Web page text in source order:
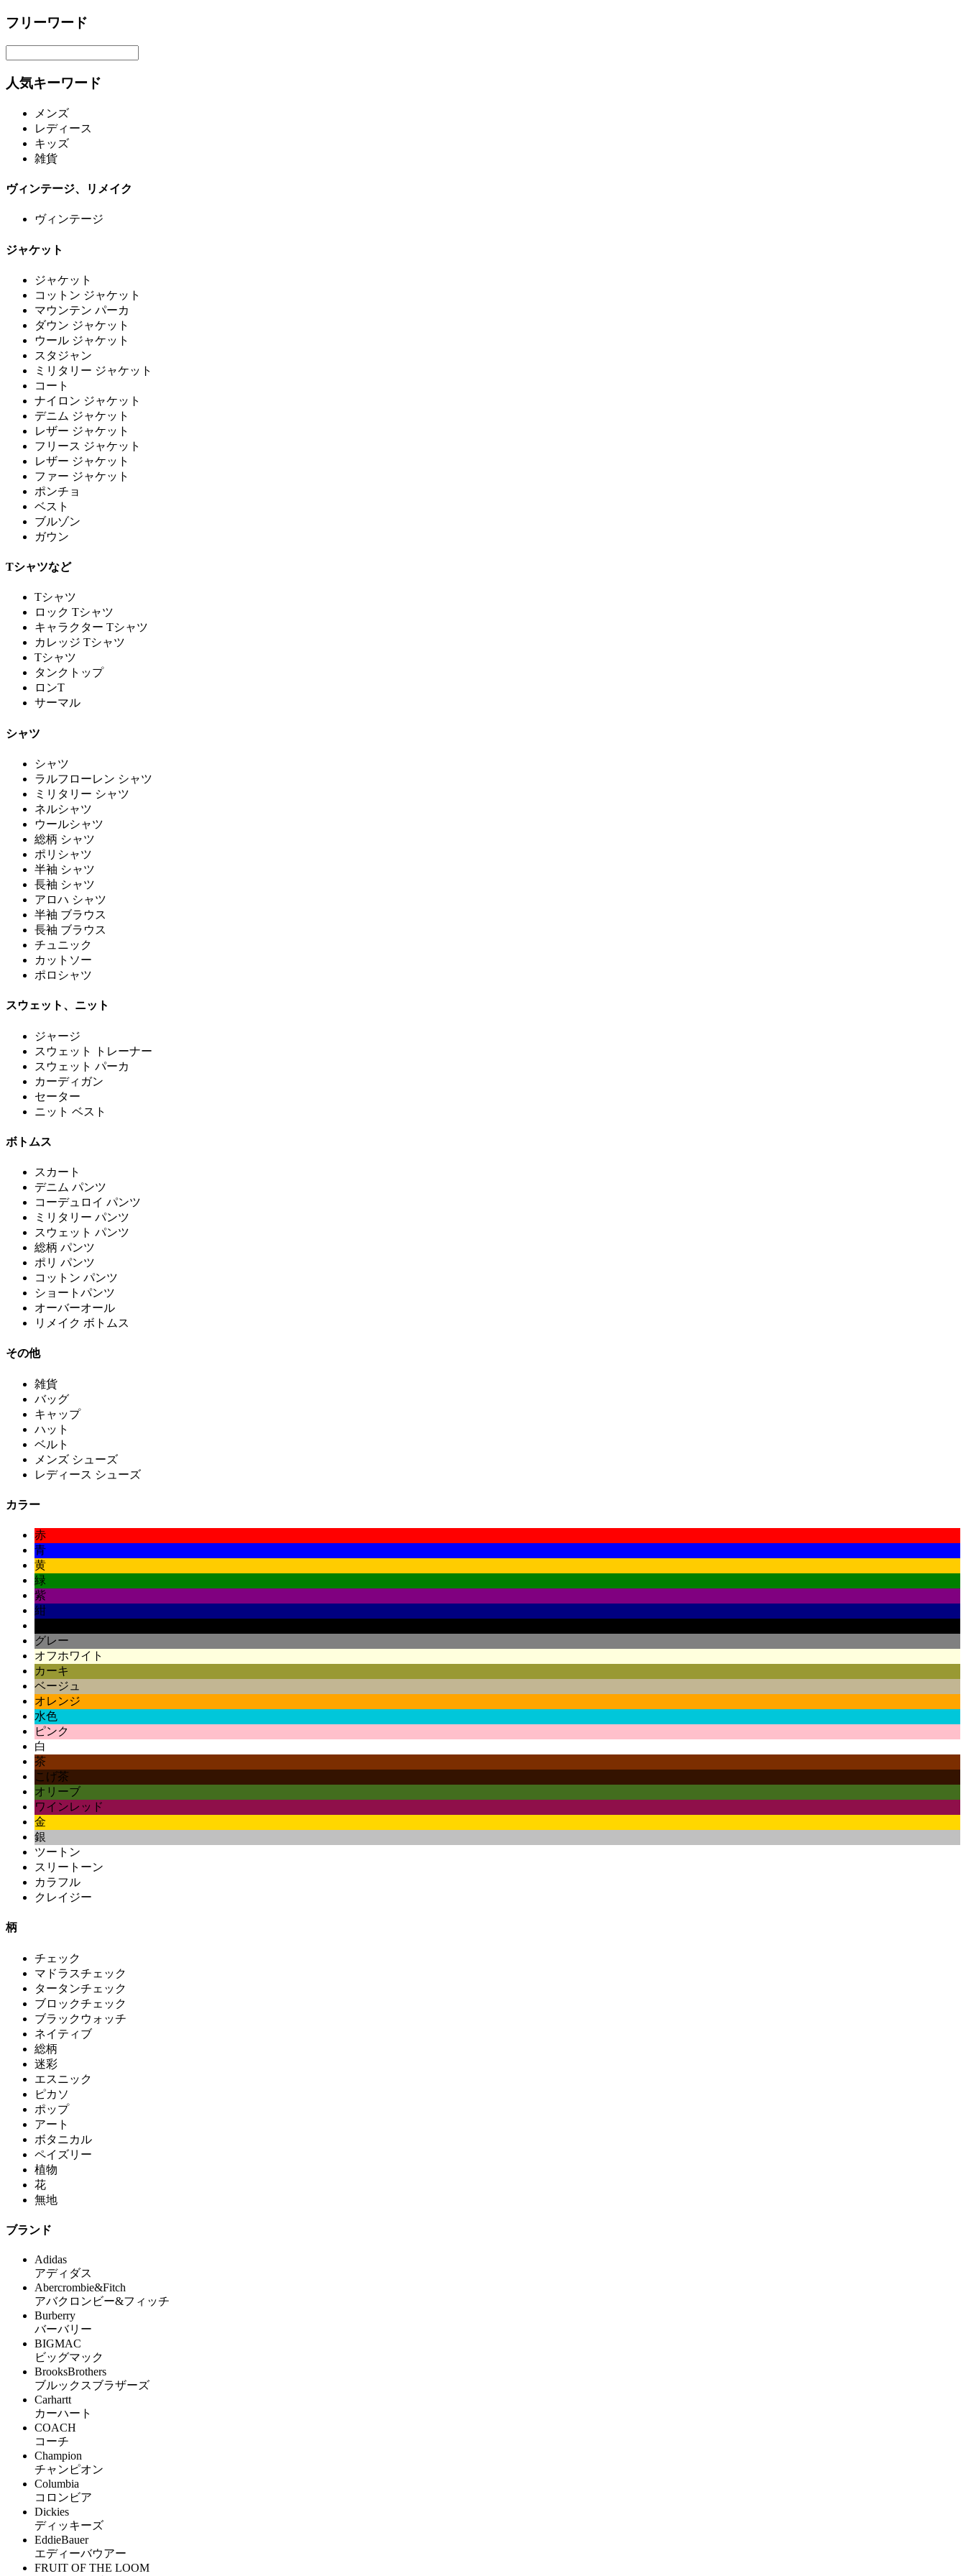
フリーワード
人気キーワード
メンズ
レディース
キッズ
雑貨
ヴィンテージ、リメイク
ヴィンテージ
ジャケット
ジャケット
コットン ジャケット
マウンテン パーカ
ダウン ジャケット
ウール ジャケット
スタジャン
ミリタリー ジャケット
コート
ナイロン ジャケット
デニム ジャケット
レザー ジャケット
フリース ジャケット
レザー ジャケット
ファー ジャケット
ポンチョ
ベスト
ブルゾン
ガウン
Tシャツなど
Tシャツ
ロック Tシャツ
キャラクター Tシャツ
カレッジ Tシャツ
Tシャツ
タンクトップ
ロンT
サーマル
シャツ
シャツ
ラルフローレン シャツ
ミリタリー シャツ
ネルシャツ
ウールシャツ
総柄 シャツ
ポリシャツ
半袖 シャツ
長袖 シャツ
アロハ シャツ
半袖 ブラウス
長袖 ブラウス
チュニック
カットソー
ポロシャツ
スウェット、ニット
ジャージ
スウェット トレーナー
スウェット パーカ
カーディガン
セーター
ニット ベスト
ボトムス
スカート
デニム パンツ
コーデュロイ パンツ
ミリタリー パンツ
スウェット パンツ
総柄 パンツ
ポリ パンツ
コットン パンツ
ショートパンツ
オーバーオール
リメイク ボトムス
その他
雑貨
バッグ
キャップ
ハット
ベルト
メンズ シューズ
レディース シューズ
カラー
赤
青
黄
緑
紫
紺
グレー
オフホワイト
カーキ
ベージュ
オレンジ
水色
ピンク
白
茶
こげ茶
オリーブ
ワインレッド
金
銀
ツートン
スリートーン
カラフル
クレイジー
柄
チェック
マドラスチェック
タータンチェック
ブロックチェック
ブラックウォッチ
ネイティブ
総柄
迷彩
エスニック
ピカソ
ポップ
アート
ボタニカル
ペイズリー
植物
花
無地
ブランド
Adidas
アディダス
Abercrombie&Fitch
アバクロンビー&フィッチ
Burberry
バーバリー
BIGMAC
ビッグマック
BrooksBrothers
ブルックスブラザーズ
Carhartt
カーハート
COACH
コーチ
Champion
チャンピオン
Columbia
コロンビア
Dickies
ディッキーズ
EddieBauer
エディーバウアー
FRUIT OF THE LOOM